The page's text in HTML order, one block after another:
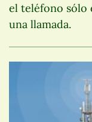
el teléfono sólo
una llamada.